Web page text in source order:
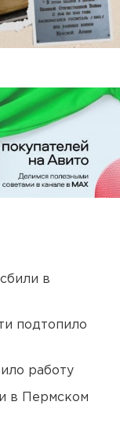
в
подтопило
работу
в Пермском